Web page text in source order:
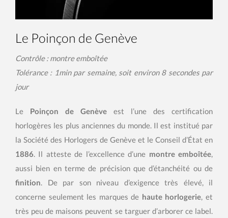
Le Poinçon de Genève
Contrôle : montre emboîtée
Tolérance : 1min par semaine, soit environ 8 secondes par
jour
Le Poinçon de Genève est l’une des certification
horlogères les plus anciennes du monde. Il est institué par
la Société des Horlogers de Genève et le Conseil d’État en
1886. Il atteste de l’excellence d’une montre emboîtée,
aussi bien en terme de précision que d’étanchéité ou de
finition. De par son niveau d’exigence très élevé, il
concerne seulement les marques de haute horlogerie, et
très peu de maisons peuvent se targuer d’arborer ce label.